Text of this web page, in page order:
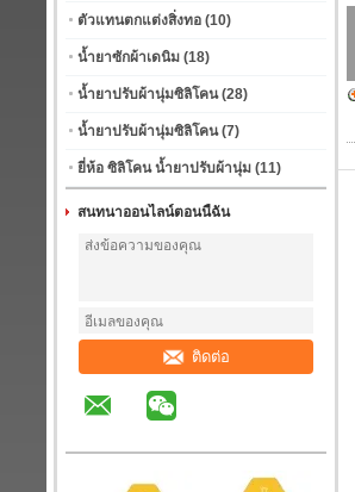
ตัวแทนตกแต่งสิ่งทอ (10)
น้ำยาซักผ้าเดนิม (18)
น้ำยาปรับผ้านุ่มซิลิโคน (28)
น้ำยาปรับผ้านุ่มซิลิโคน (7)
ยี่ห้อ ซิลิโคน น้ำยาปรับผ้านุ่ม (11)
สนทนาออนไลน์ตอนนี้ฉัน
ติดต่อ